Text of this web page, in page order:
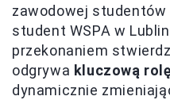
zawodowej
student WSPA w
przekonaniem
odgrywa kluczową rolę
dynamicznie